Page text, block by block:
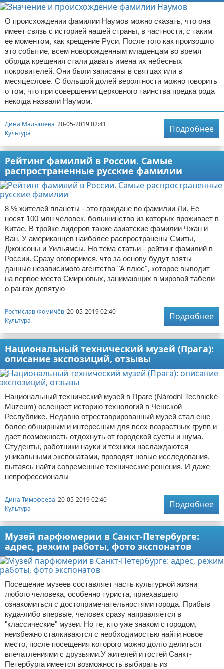
О происхождении фамилии Наумов можно сказать, что она
имеет связь с историей нашей страны, в частности, с таким
ее моментом, как крещение Руси. После того как произошло
это событие, всем новорожденным младенцам во время
обряда крещения стали давать имена их небесных
покровителей. Они были записаны в святцах или в
месяцеслове. С большой долей вероятности можно говорить
о том, что при совершении церковного таинства предка рода
некогда назвали Наумом.
Дина Малышева 20-05-2019 02:41
Культура
Подробнее
Рейтинг фамилий в России. Самые
распространенные русские фамилии
8 % жителей планеты - это граждане по фамилии Ли. Ее
носят 100 млн человек, большинство из которых проживает в
Китае. В тройке лидеров также азиатские фамилии Чжан и
Ван. У американцев наиболее распространены Смиты,
Джонсоны и Уильямсы. Но тема статьи - рейтинг фамилий в
России. Сразу оговоримся, что за основу будут взяты
данные независимого агентства "А плюс", которое выводит
на первое место Смирновых, занимающих в мировой табели
о рангах девятую
Ростислав Фомичёв 20-05-2019 02:40
Культура
Подробнее
Национальный технический музей (Прага):
описание экспозиций, отзывы
Национальный технический музей в Праге (Národní Technické
Muzeum) освещает историю технологий в Чешской
Республике. Недавно отреставрированный музей стал еще
более обширным и интересным для всех возрастных групп и
дает возможность отдохнуть от городской суеты и шума.
Студенты, работники науки и техники наслаждаются
уникальными экспонатами, проводят новые исследования,
пытаясь найти современные технические решения. И даже
непрофессионалы
Дина Тимофеева 20-05-2019 02:40
Культура
Подробнее
Музей парфюмерии в Санкт-Петербурге:
адрес, режим работы, фото экспонатов
Посещение музеев составляет часть культурной жизни
любого человека, особенно туриста, приехавшего
ознакомиться с достопримечательностями города. Прибыв
куда-либо впервые, человек сразу направляется в
"классические" музеи. Но те, кто уже знаком с городом,
неизбежно сталкиваются с необходимостью найти новое
место, после посещения которого можно долго делиться
впечатлениями с друзьями.У жителей и гостей Санкт-
Петербурга имеется возможность выбирать из